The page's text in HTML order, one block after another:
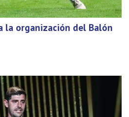
la organización del Balón